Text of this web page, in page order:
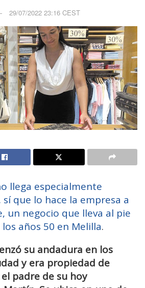
29/07/2022 23:16 CEST
llega especialmente
que lo hace la empresa a
un negocio que lleva al pie
años 50 en Melilla.
su andadura en los
y era propiedad de
padre de su hoy